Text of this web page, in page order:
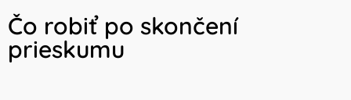
Čo robiť po skončení
prieskumu